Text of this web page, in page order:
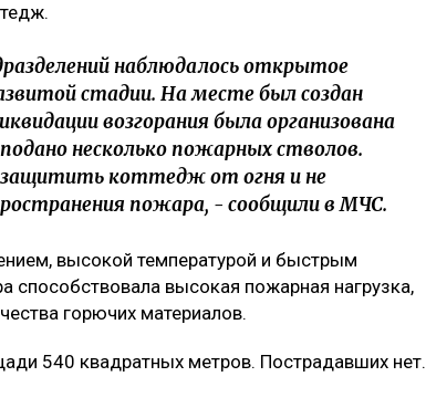
наблюдалось открытое
стадии. На месте был создан
возгорания была организована
несколько пожарных стволов.
коттедж от огня и не
пожара, - сообщили в МЧС.
высокой температурой и быстрым
способствовала высокая пожарная нагрузка,
горючих материалов.
540 квадратных метров. Пострадавших нет.